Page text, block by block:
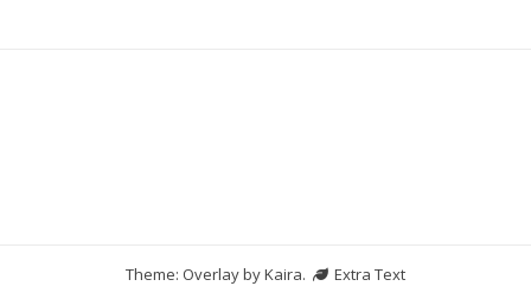
Theme: Overlay byKaira.
Extra Text